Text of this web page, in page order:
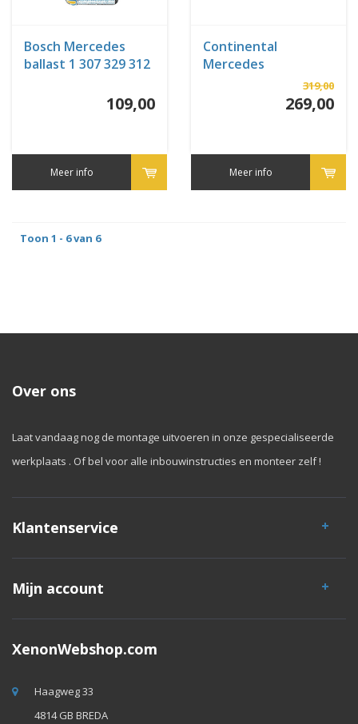
Bosch Mercedes
ballast 1 307 329 312
109,00
Meer info
Continental
Mercedes
A2129005424 Led
319,00
269,00
Meer info
Toon 1 - 6 van 6
Over ons
Laat vandaag nog de montage uitvoeren in onze gespecialiseerde
werkplaats . Of bel voor alle inbouwinstructies en monteer zelf !
Klantenservice
Mijn account
XenonWebshop.com
Haagweg 33
4814 GB BREDA